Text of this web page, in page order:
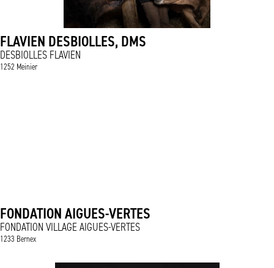
FLAVIEN DESBIOLLES, DMS
DESBIOLLES FLAVIEN
1252 Meinier
FONDATION AIGUES-VERTES
FONDATION VILLAGE AIGUES-VERTES
1233 Bernex